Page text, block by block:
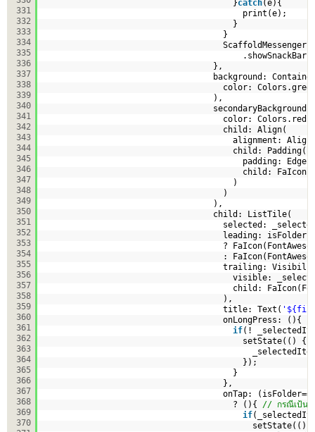
331
332
333
334
335
336
337
338
339
340
341
342
343
344
345
346
347
348
349
350
351
352
353
354
355
356
357
358
359
360
361
362
363
364
365
366
367
368
369
370
}catch(e){
print(e);
}
}
},
background:
color:
),
color: Colors.red,
child: Align(
alignment:
child: Padding(
padding:
child:
)
)
),
child: ListTile(
selected:
leading: isFolder
?
:
trailing:
visible:
child:
),
title: Text(
onLongPress: (){
if(!
setState(() {
});
},
onTap: (isFolder==
? (){ // กรณีเป้นโ
if
setState(()